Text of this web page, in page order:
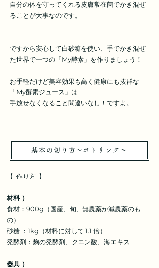
自分の体を守ってくれる皮膚常在菌でかき混ぜ
ることが大事なのです。
ですから安心して白砂糖を使い、手でかき混ぜ
た世界で一つの「My酵素」を作りましょう！
お手軽だけど美容効果も高く健康にも抜群な
「My酵素ジュース」は、
手放せなくなること間違いなし！ですよ。
基本の切り方〜ボトリング〜
【 作り方 】
材料 ）
食材：900g（国産、旬、無農薬か減農薬のも
の）
砂糖 ：1kg（材料に対して 1.1 倍）
発酵剤：麹の発酵剤、クエン酸、海エキス
器具 ）